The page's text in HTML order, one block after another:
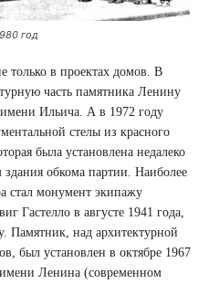
год
в проектах домов. В
часть памятника Ленину
Ильича. А в 1972 году
стелы из красного
была установлена ​​недалеко
обкома партии. Наиболее
стал монумент экипажу
Гастелло в августе 1941 года,
Памятник, над архитектурной
был установлен в октябре 1967
Ленина (современном